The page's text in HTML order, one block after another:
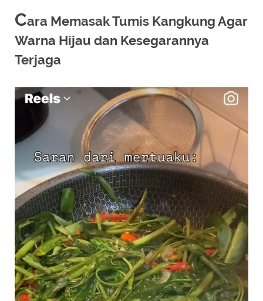
Cara Memasak Tumis Kangkung Agar
Warna Hijau dan Kesegarannya
Terjaga